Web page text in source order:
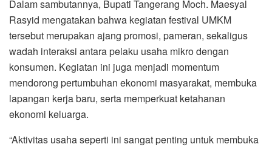
Dalam sambutannya, Bupati Tangerang Moch. Maesyal
Rasyid mengatakan bahwa kegiatan festival UMKM
tersebut merupakan ajang promosi, pameran, sekaligus
wadah interaksi antara pelaku usaha mikro dengan
konsumen. Kegiatan ini juga menjadi momentum
mendorong pertumbuhan ekonomi masyarakat, membuka
lapangan kerja baru, serta memperkuat ketahanan
ekonomi keluarga.
“Aktivitas usaha seperti ini sangat penting untuk membuka